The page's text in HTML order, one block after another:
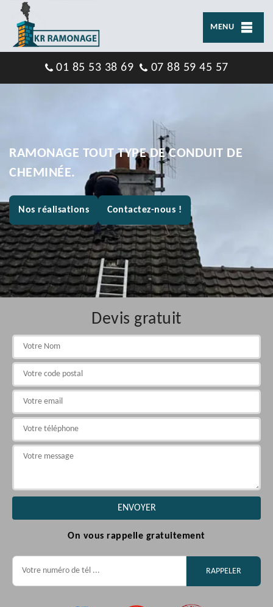
MENU
01 85 53 38 69 07 88 59 45 57
RAMONAGE TOUT TYPE DE CONDUIT DE
CHEMINÉE.
Nos réalisations Contactez-nous !
Devis gratuit
On vous rappelle gratuitement